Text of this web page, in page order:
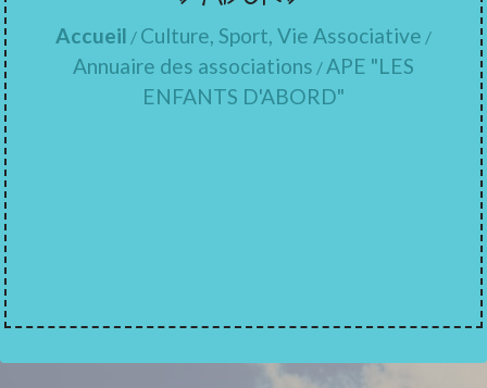
Accueil / Culture, Sport, Vie Associative /
Annuaire des associations / APE "LES
ENFANTS D'ABORD"